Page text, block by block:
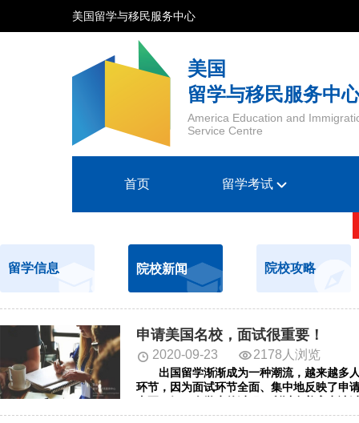
美国留学与移民服务中心
美国
留学与移民服务中
America Education and
Service Centre
首页 留学考试
留学信息 院校新闻 院校攻略
申请美国名校，面试很重要！
2020-09-23 2178人浏览
出国留学渐渐成为一种潮流，越来越多人
环节，因为面试环节全面、集中地反映了申
关键。以供大家参考。